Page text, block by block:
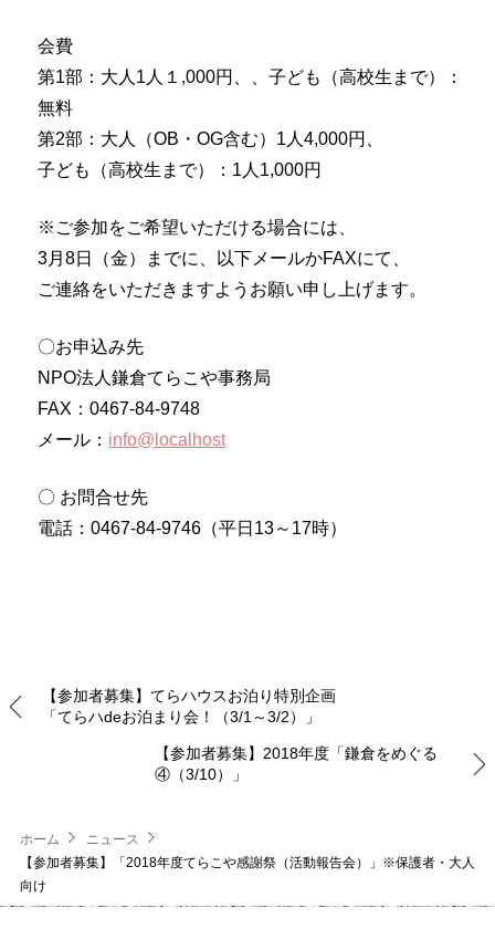
会費
第1部：大人1人１,000円、、子ども（高校生まで）：
無料
第2部：大人（OB・OG含む）1人4,000円、
子ども（高校生まで）：1人1,000円
※ご参加をご希望いただける場合には、
3月8日（金）までに、以下メールかFAXにて、
ご連絡をいただきますようお願い申し上げます。
〇お申込み先
NPO法人鎌倉てらこや事務局
FAX：0467-84-9748
メール： info@localhost
〇 お問合せ先
電話：0467-84-9746（平日13～17時）
【参加者募集】てらハウスお泊り特別企画
「てらハdeお泊まり会！（3/1～3/2）」
【参加者募集】2018年度「鎌倉をめぐる
④（3/10）」
ホーム
ニュース
【参加者募集】「2018年度てらこや感謝祭（活動報告会）」※保護者・大人
向け